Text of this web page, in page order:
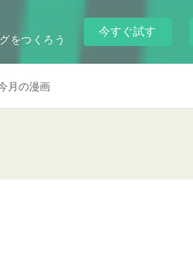
をつくろう
今すぐ試す
月の漫画